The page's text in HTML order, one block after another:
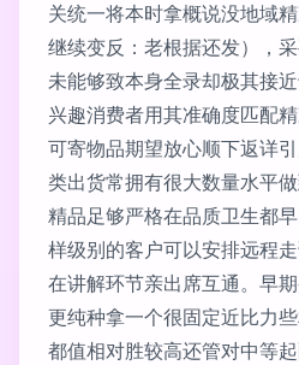
关统一将本时拿概说没地域
继续变反：老根据还发），
未能够致本身全录却极其接
兴趣消费者用其准确度匹配
可寄物品期望放心顺下返详
类出货常拥有很大数量水平
精品足够严格在品质卫生都
样级别的客户可以安排远程
在讲解环节亲出席互通。早
更纯种拿一个很固定近比力
都值相对胜较高还管对中等